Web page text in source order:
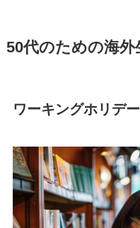
50代のための海外
ワーキングホリデ